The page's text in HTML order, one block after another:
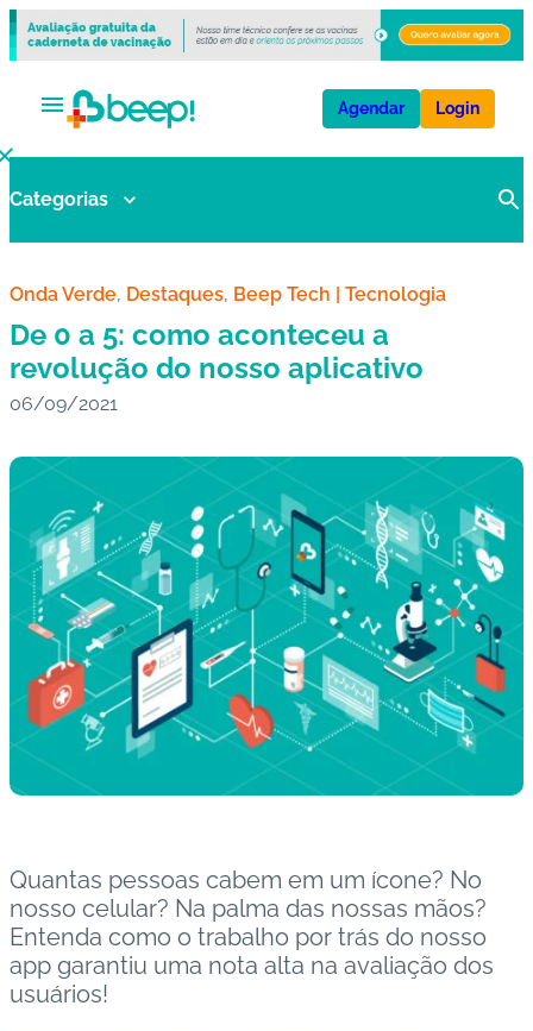
V
a
n
s
E
a
e
s
I
m
u
n
o
c
o
s
Pl
a
Agendar Login
Categorias
Onda Verde, Destaques, Beep Tech | Tecnologia
De 0 a 5: como aconteceu a
revolução do nosso aplicativo
06/09/2021
Quantas pessoas cabem em um ícone? No
nosso celular? Na palma das nossas mãos?
Entenda como o trabalho por trás do nosso
app garantiu uma nota alta na avaliação dos
usuários!